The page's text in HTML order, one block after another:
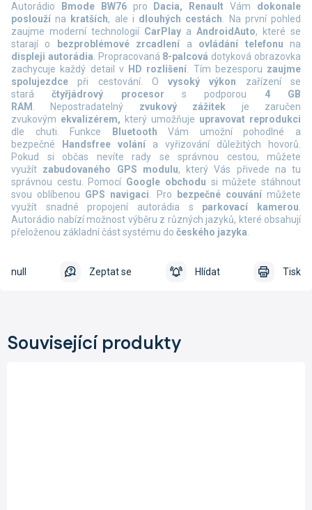
Autorádio Bmode BW76 pro Dacia, Renault Vám dokonale
poslouží na kratších, ale i dlouhých cestách. Na první pohled
zaujme moderní technologií CarPlay a AndroidAuto, které se
starají o
bezproblémové zrcadlení a ovládání telefonu na
displeji autorádia. Propracovaná 8-palcová dotyková obrazovka
zachycuje každý detail v HD rozlišení. Tím bezesporu zaujme
spolujezdce při cestování. Ovysoký výkon zařízení se
staráčtyřjádrový procesor s podporou 4 GB
RAM . Nepostradatelný zvukový zážitek je zaručen
zvukovým ekvalizérem, který umožňuje upravovat reprodukci
dle chuti. Funkce
Bluetooth Vám umožní pohodlné a
bezpečné
Handsfree volání a vyřizování důležitých hovorů.
Pokud si občas nevíte rady se správnou cestou, můžete
využít zabudovaného GPS modulu, který Vás přivede na tu
správnou cestu. Pomocí Google obchodu si můžete stáhnout
svou oblíbenou GPS navigaci. Pro bezpečné couvánímůžete
využít snadné propojení autorádia s parkovací kamerou.
Autorádio nabízí možnost výběru z různých jazyků, které obsahují
přeloženou základní část systému do českého jazyka.
Tisk
Zeptat se Hlídat
null
Související produkty